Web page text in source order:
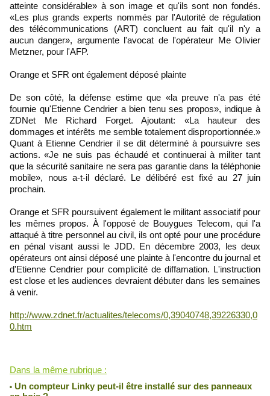
atteinte considérable» à son image et qu'ils sont non fondés.
«Les plus grands experts nommés par l'Autorité de régulation
des télécommunications (ART) concluent au fait qu'il n'y a
aucun danger», argumente l'avocat de l'opérateur Me Olivier
Metzner, pour l'AFP.
Orange et SFR ont également déposé plainte
De son côté, la défense estime que «la preuve n'a pas été
fournie qu'Etienne Cendrier a bien tenu ses propos», indique à
ZDNet Me Richard Forget. Ajoutant: «La hauteur des
dommages et intérêts me semble totalement disproportionnée.»
Quant à Etienne Cendrier il se dit déterminé à poursuivre ses
actions. «Je ne suis pas échaudé et continuerai à militer tant
que la sécurité sanitaire ne sera pas garantie dans la téléphonie
mobile», nous a-t-il déclaré. Le délibéré est fixé au 27 juin
prochain.
Orange et SFR poursuivent également le militant associatif pour
les mêmes propos. À l'opposé de Bouygues Telecom, qui l'a
attaqué à titre personnel au civil, ils ont opté pour une procédure
en pénal visant aussi le JDD. En décembre 2003, les deux
opérateurs ont ainsi déposé une plainte à l'encontre du journal et
d'Etienne Cendrier pour complicité de diffamation. L'instruction
est close et les audiences devraient débuter dans les semaines
à venir.
http://www.zdnet.fr/actualites/telecoms/0,39040748,39226330,0
0.htm
Dans la même rubrique :
Un compteur Linky peut-il être installé sur des panneaux